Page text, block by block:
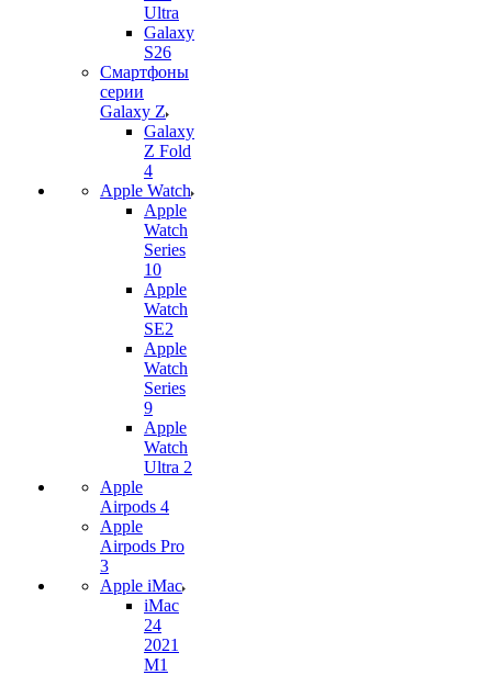
Ultra
Galaxy
S26
Смартфоны
серии
Galaxy Z
Galaxy
Z Fold
4
Apple Watch
Apple
Watch
Series
10
Apple
Watch
SE2
Apple
Watch
Series
9
Apple
Watch
Ultra 2
Apple
Airpods 4
Apple
Airpods Pro
3
Apple iMac
iMac
24
2021
M1